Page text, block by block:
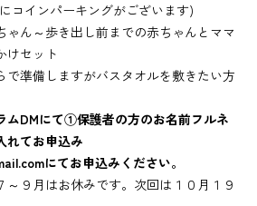
コインパーキングがございます)
ゃん～歩き出し前までの赤ちゃんとママ
けセット
準備しますがバスタオルを敷きたい方
ムDMにて①保護者の方のお名前フルネ
れてお申込み
にてお申込みください。
～９月はお休みです。次回は１０月１９